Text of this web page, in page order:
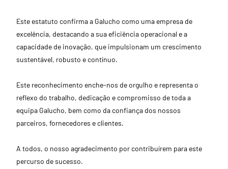
Este estatuto confirma a Galucho como uma empresa de
excelência, destacando a sua eficiência operacional e a
capacidade de inovação, que impulsionam um crescimento
sustentável, robusto e contínuo.
Este reconhecimento enche-nos de orgulho e representa o
reflexo do trabalho, dedicação e compromisso de toda a
equipa Galucho, bem como da confiança dos nossos
parceiros, fornecedores e clientes.
A todos, o nosso agradecimento por contribuírem para este
percurso de sucesso.